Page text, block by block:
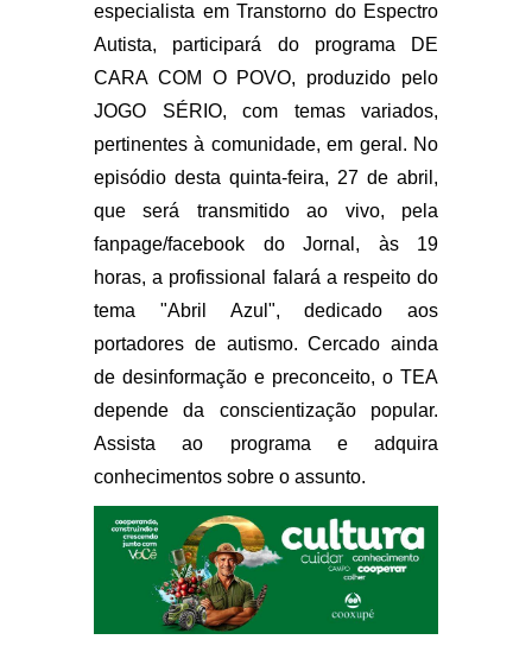
especialista em Transtorno do Espectro
Autista, participará do programa DE
CARA COM O POVO, produzido pelo
JOGO SÉRIO, com temas variados,
pertinentes à comunidade, em geral. No
episódio desta quinta-feira, 27 de abril,
que será transmitido ao vivo, pela
fanpage/facebook do Jornal, às 19
horas, a profissional falará a respeito do
tema "Abril Azul", dedicado aos
portadores de autismo. Cercado ainda
de desinformação e preconceito, o TEA
depende da conscientização popular.
Assista ao programa e adquira
conhecimentos sobre o assunto.